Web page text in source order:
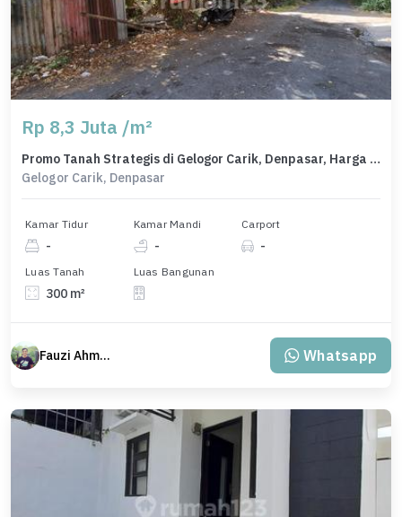
Rp 8,3 Juta /m²
Promo Tanah Strategis di Gelogor Carik, Denpasar, Harga 2,49 Miliar
Gelogor Carik, Denpasar
Kamar Tidur
-
Kamar Mandi
-
Carport
-
Luas Tanah
300 m²
Luas Bangunan
Fauzi Ahmad Whatsapp